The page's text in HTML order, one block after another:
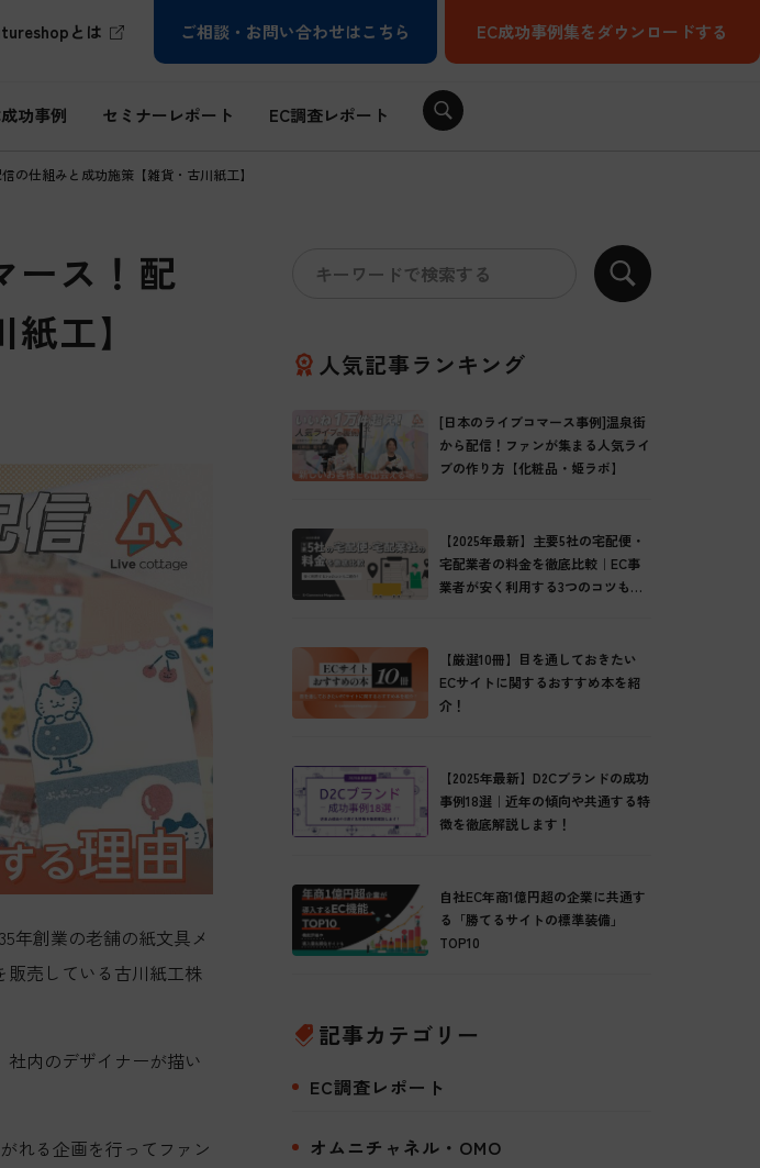
とは ご相談・お問い合わせはこちら EC成功事例集をダウンロードする
功事例 セミナーレポート EC調査レポート
の仕組みと成功施策【雑貨・古川紙工】
ース！配
工】
年創業の老舗の紙文具メ
売している古川紙工株
社内のデザイナーが描い
れる企画を行ってファン
人気記事ランキング
[日本のライブコマース事例]温泉街
から配信！ファンが集まる人気ライ
ブの作り方【化粧品・姫ラボ】
【2025年最新】主要5社の宅配便・
宅配業者の料金を徹底比較｜EC事
業者が安く利用する3つのコツもご
【厳選10冊】目を通しておきたい
ECサイトに関するおすすめ本を紹
介！
【2025年最新】D2Cブランドの成功
事例18選｜近年の傾向や共通する特
徴を徹底解説します！
自社EC年商1億円超の企業に共通す
る「勝てるサイトの標準装備」
TOP10
記事カテゴリー
EC調査レポート
オムニチャネル・OMO